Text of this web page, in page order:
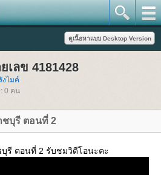
เลข 4181428
ไมค์
0 คน
ชบุรี ตอนที่ 2
รี ตอนที่ 2 รับชมวิดีโอนะคะ